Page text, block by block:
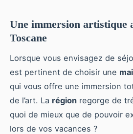
Une immersion artistique
Toscane
Lorsque vous envisagez de
est pertinent de choisir une
qui vous offre une immersion
de l’art. La région regorge de
quoi de mieux que de pouvoir
lors de vos vacances ?